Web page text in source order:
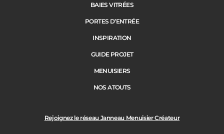
Rejoignez le réseau Janneau Menuisier Créateur
BAIES VITRÉES
PORTES D’ENTRÉE
INSPIRATION
GUIDE PROJET
MENUISIERS
NOS ATOUTS